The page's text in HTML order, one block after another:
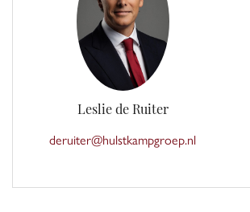
24ste VERDIEPING
Welkom in dit prachtige appartement en geniet
spectaculaire uitzicht!
Entree met gastentoilet
Living van ca. 62 m² met moderne open keuken
Leslie de Ruiter
deruiter@hulstkampgroep.nl